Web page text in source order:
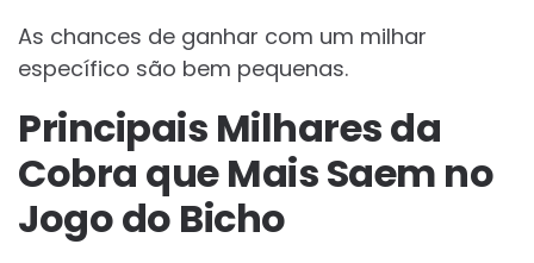
As chances de ganhar com um milhar
específico são bem pequenas.
Principais Milhares da
Cobra que Mais Saem no
Jogo do Bicho